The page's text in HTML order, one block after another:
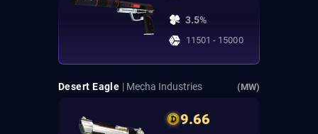
3.5%
11501 - 15000
Desert Eagle | Mecha Industries (MW)
9.66